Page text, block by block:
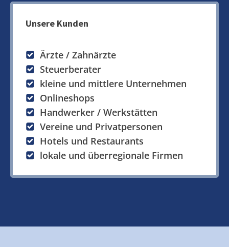
Unsere Kunden
Ärzte / Zahnärzte
Steuerberater
kleine und mittlere Unternehmen
Onlineshops
Handwerker / Werkstätten
Vereine und Privatpersonen
Hotels und Restaurants
lokale und überregionale Firmen